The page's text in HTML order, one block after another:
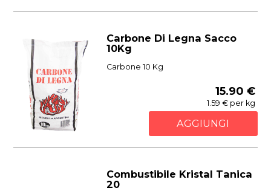
Carbone Di Legna Sacco
10Kg
Carbone 10 Kg
15.90 €
1.59 € per kg
AGGIUNGI
Combustibile Kristal Tanica
20